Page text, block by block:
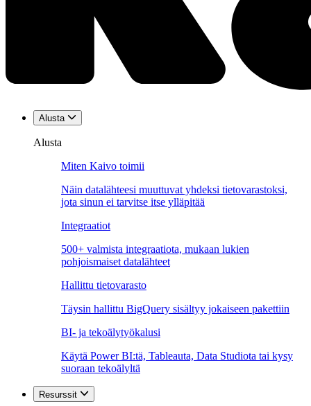
Alusta
Alusta
Miten Kaivo toimii
Näin datalähteesi muuttuvat yhdeksi tietovarastoksi,
jota sinun ei tarvitse itse ylläpitää
Integraatiot
500+ valmista integraatiota, mukaan lukien
pohjoismaiset datalähteet
Hallittu tietovarasto
Täysin hallittu BigQuery sisältyy jokaiseen pakettiin
BI- ja tekoälytyökalusi
Käytä Power BI:tä, Tableauta, Data Studiota tai kysy
suoraan tekoälyltä
Resurssit